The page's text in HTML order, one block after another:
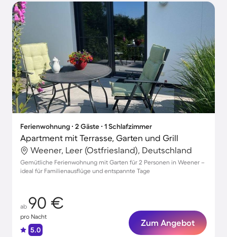
Ferienwohnung ∙ 2 Gäste ∙ 1 Schlafzimmer
Apartment mit Terrasse, Garten und Grill
Weener, Leer (Ostfriesland), Deutschland
Gemütliche Ferienwohnung mit Garten für 2 Personen in Weener –
ideal für Familienausflüge und entspannte Tage
ab 90 €
pro Nacht
5.0
Zum Angebot